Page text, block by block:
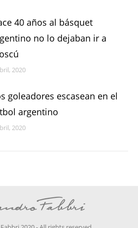
40 años al básquet
no lo dejaban ir a
2020
goleadores escasean en el
argentino
2020